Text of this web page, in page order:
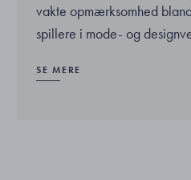
vakte opmærksomhed
spillere i mode- og
SE MERE